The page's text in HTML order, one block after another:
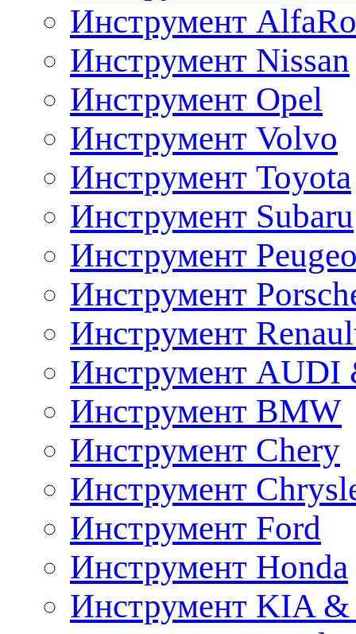
Инструмент
Инструмент Nissan
Инструмент Opel
Инструмент Volvo
Инструмент Toyota
Инструмент Subaru
Инструмент
Инструмент
Инструмент
Инструмент AUDI
Инструмент BMW
Инструмент Chery
Инструмент
Инструмент Ford
Инструмент Honda
Инструмент KIA